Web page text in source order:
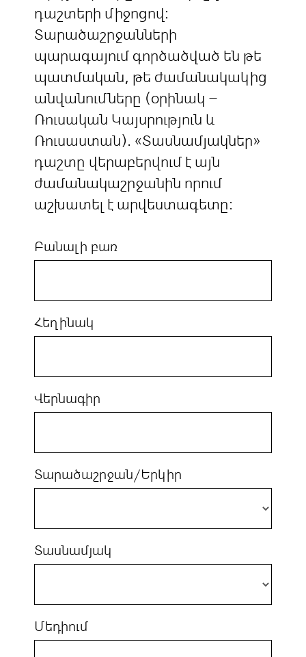
դաշտերի միջոցով:
Տարածաշրջանների
պարագայում գործածված են թե
պատմական, թե ժամանակակից
անվանումները (օրինակ –
Ռուսական Կայսրություն և
Ռուսաստան). «Տասնամյակներ»
դաշտը վերաբերվում է այն
ժամանակաշրջանին որում
աշխատել է արվեստագետը:
Բանալի բառ
Հեղինակ
Վերնագիր
Տարածաշրջան/Երկիր
Տասնամյակ
Մեդիում